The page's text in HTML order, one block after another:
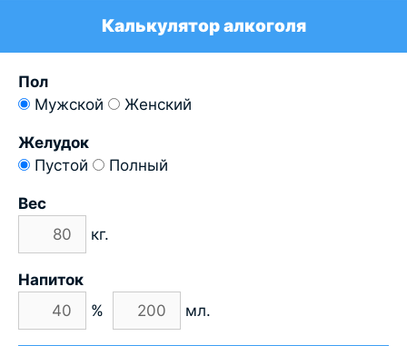
Калькулятор алкоголя
Пол
Мужской
Женский
Желудок
Пустой
Полный
Вес
кг.
Напиток
%
мл.